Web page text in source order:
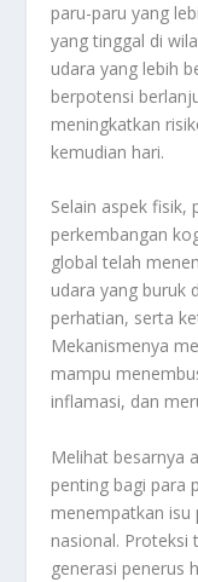
paru-paru yang
yang tinggal di
udara yang lebih
berpotensi
meningkatkan
kemudian hari.
Selain aspek fisik,
perkembangan
global telah
udara yang buruk
perhatian, serta
Mekanismenya
mampu
inflamasi, dan
Melihat besarnya
penting bagi para
menempatkan isu
nasional. Proteksi
generasi penerus